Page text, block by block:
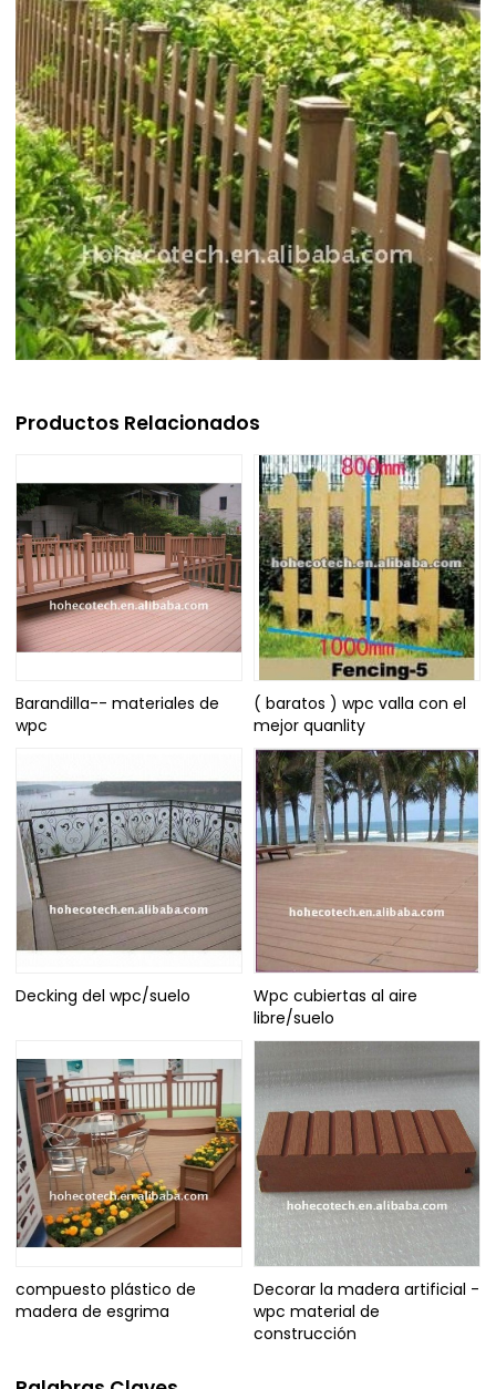
Productos Relacionados
Barandilla-- materiales de
wpc
( baratos ) wpc valla con el
mejor quanlity
Decking del wpc/suelo
Wpc cubiertas al aire
libre/suelo
compuesto plástico de
madera de esgrima
Decorar la madera artificial -
wpc material de
construcción